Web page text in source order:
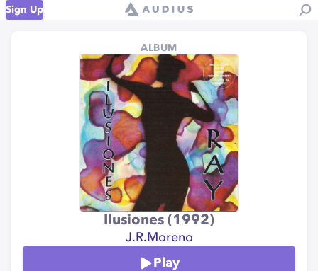
Sign Up
ALBUM
Ilusiones (1992)
J.R.Moreno
Play